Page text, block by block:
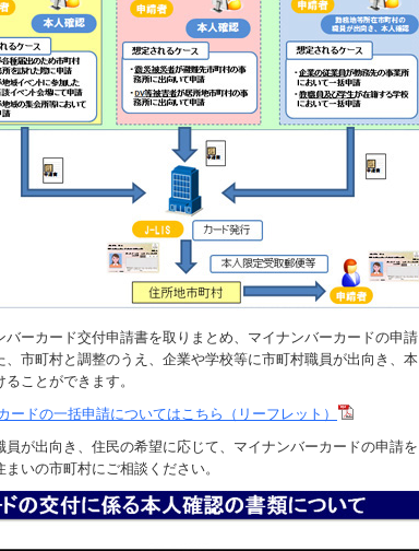
ーカード交付申請書を取りまとめ、マイナンバーカードの申請
市町村と調整のうえ、企業や学校等に市町村職員が出向き、本
ことができます。
ードの一括申請についてはこちら（リーフレット）
が出向き、住民の希望に応じて、マイナンバーカードの申請を
いの市町村にご相談ください。